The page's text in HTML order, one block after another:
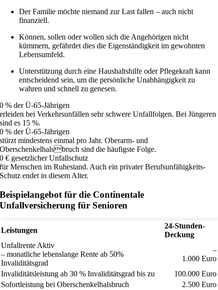
Der Familie möchte niemand zur Last fallen – auch nicht
finanziell.
Können, sollen oder wollen sich die Angehörigen nicht
kümmern, gefährdet dies die Eigenständigkeit im gewohnten
Lebensumfeld.
Unterstützung durch eine Haushaltshilfe oder Pflegekraft kann
entscheidend sein, um die persönliche Unabhängigkeit zu
wahren und schnell zu genesen.
0 % der Ü-65-Jährigen
erleiden bei Verkehrsunfällen sehr schwere Unfallfolgen. Bei Jüngeren
sind es 15 %.
0 % der Ü-65-Jährigen
stürzt mindestens einmal pro Jahr. Oberarm- und
Oberschenkelhalsbruch sind die häufigste Folge.
0 € gesetzlicher Unfallschutz
für Menschen im Ruhestand. Auch ein privater Berufsunfähigkeits-
Schutz endet in diesem Alter.
Beispielangebot für die Continentale
Unfallversicherung für Senioren
Leistungen
24-Stunden-
Deckung
Unfallrente Aktiv
– monatliche lebenslange Rente ab 50%
Invaliditätsgrad
–
1.000 Euro
Invaliditätsleistung ab 30 % Invaliditätsgrad bis zu
100.000 Euro
Sofortleistung bei Oberschenkelhalsbruch
2.500 Euro